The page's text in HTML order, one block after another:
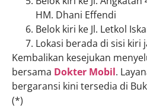
HM. Dhani Effendi
Belok kiri ke Jl. Letkol
Lokasi berada di sisi kiri
Kembalikan kesejukan
bersama Dokter Mobil.
bergaransi kini tersedia di
(*)